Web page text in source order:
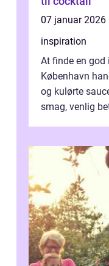
07 januar 2026
inspiration
At finde en god
København
og kulørte
smag, venlig